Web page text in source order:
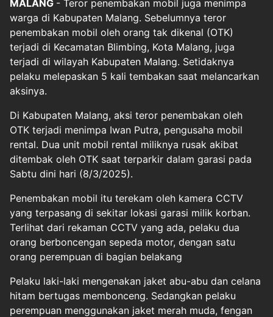
MALANG - Teror penembakan mobil juga menimpa
warga di Kabupaten Malang. Sebelumnya teror
penembakan mobil oleh orang tak dikenal (OTK)
terjadi di Kecamatan Blimbing, Kota Malang, juga
terjadi di wilayah Kabupaten Malang. Setidaknya
pelaku melepaskan 5 kali tembakan saat melancarkan
aksinya.
Di Kabupaten Malang, aksi teror penembakan oleh
OTK terjadi menimpa Iwan Putra, pengusaha mobil
rental. Dua unit mobil rental miliknya rusak akibat
ditembak oleh OTK saat terparkir dalam garasi pada
Sabtu dini hari (8/3/2025).
Penembakan mobil itu terekam oleh kamera CCTV
yang terpasang di sekitar lokasi garasi milik korban.
Terlihat dari rekaman CCTV yang ada, pelaku dua
orang berboncengan sepeda motor, dengan satu
orang perempuan di bagian belakang
Pelaku laki-laki mengenakan jaket abu-abu dan celana
hitam bertugas membonceng. Sedangkan pelaku
perempuan menggunakan jaket merah muda, fengan